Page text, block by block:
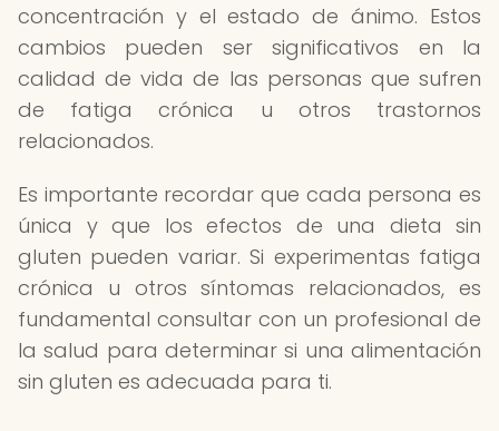
concentración y el estado de ánimo. Estos
cambios pueden ser significativos en la
calidad de vida de las personas que sufren
de fatiga crónica u otros trastornos
relacionados.
Es importante recordar que cada persona es
única y que los efectos de una dieta sin
gluten pueden variar. Si experimentas fatiga
crónica u otros síntomas relacionados, es
fundamental consultar con un profesional de
la salud para determinar si una alimentación
sin gluten es adecuada para ti.